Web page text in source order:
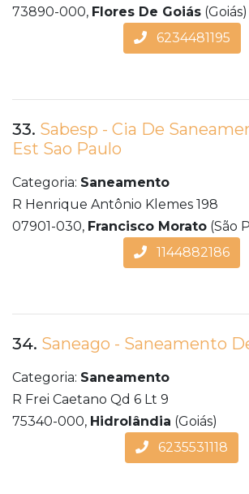
73890-000, Flores De Goiás (Goiás)
6234481195
33. Sabesp - Cia De
Est Sao Paulo
Categoria: Saneamento
R Henrique Antônio Klemes 198
07901-030, Francisco Morato (São
1144882186
34. Saneago - Saneamento
Categoria: Saneamento
R Frei Caetano Qd 6 Lt 9
75340-000, Hidrolândia (Goiás)
6235531118